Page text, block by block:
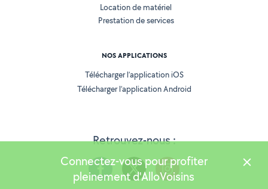
Retrouvez-nous :
Location de matériel
Prestation de services
NOS APPLICATIONS
Télécharger l’application iOS
Télécharger l’application Android
Connectez-vous pour profiter
pleinement d'AlloVoisins